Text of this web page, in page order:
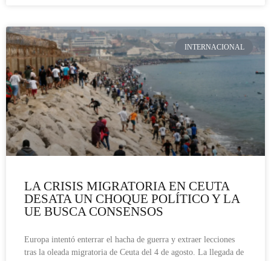
INTERNACIONAL
LA CRISIS MIGRATORIA EN CEUTA
DESATA UN CHOQUE POLÍTICO Y LA
UE BUSCA CONSENSOS
Europa intentó enterrar el hacha de guerra y extraer lecciones
tras la oleada migratoria de Ceuta del 4 de agosto. La llegada de